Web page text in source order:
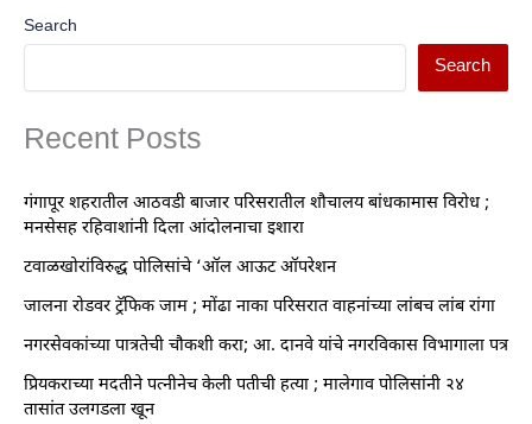
Search
Search
Recent Posts
गंगापूर शहरातील आठवडी बाजार परिसरातील शौचालय बांधकामास विरोध ;
मनसेसह रहिवाशांनी दिला आंदोलनाचा इशारा
टवाळखोरांविरुद्ध पोलिसांचे ‘ऑल आऊट ऑपरेशन
जालना रोडवर ट्रॅफिक जाम ; मोंढा नाका परिसरात वाहनांच्या लांबच लांब रांगा
नगरसेवकांच्या पात्रतेची चौकशी करा; आ. दानवे यांचे नगरविकास विभागाला पत्र
प्रियकराच्या मदतीने पत्नीनेच केली पतीची हत्या ; मालेगाव पोलिसांनी २४
तासांत उलगडला खून